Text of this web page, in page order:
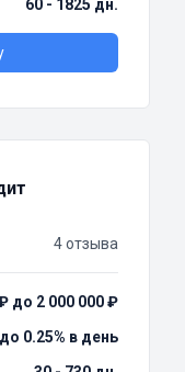
60 - 1825 дн.
4 отзыва
до 2 000 000 ₽
0.25% в день